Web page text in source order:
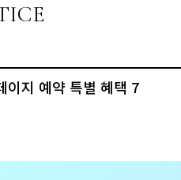
이지 예약 특별 혜택 7